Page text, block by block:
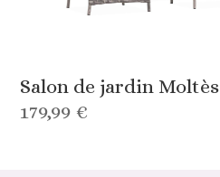
Salon de jardin Moltès
179,99 €